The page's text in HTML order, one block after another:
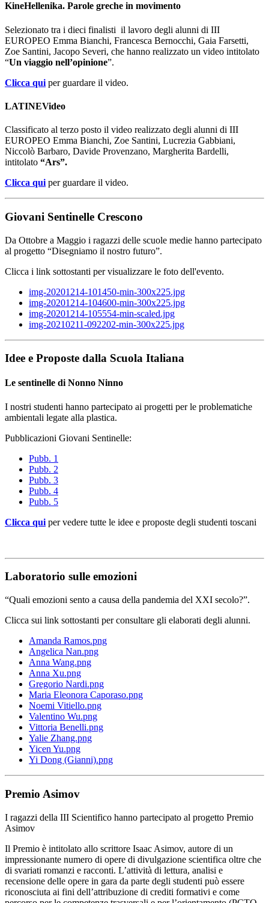
KineHellenika. Parole greche in movimento
Selezionato tra i dieci finalisti il lavoro degli alunni di III
EUROPEO Emma Bianchi, Francesca Bernocchi, Gaia Farsetti,
Zoe Santini, Jacopo Severi, che hanno realizzato un video intitolato
“Un viaggio nell’opinione”.
Clicca qui per guardare il video.
LATINEVideo
Classificato al terzo posto il video realizzato degli alunni di III
EUROPEO Emma Bianchi, Zoe Santini, Lucrezia Gabbiani,
Niccolò Barbaro, Davide Provenzano, Margherita Bardelli,
intitolato “Ars”.
Clicca qui per guardare il video.
Giovani Sentinelle Crescono
Da Ottobre a Maggio i ragazzi delle scuole medie hanno partecipato
al progetto “Disegniamo il nostro futuro”.
Clicca i link sottostanti per visualizzare le foto dell'evento.
img-20201214-101450-min-300x225.jpg
img-20201214-104600-min-300x225.jpg
img-20201214-105554-min-scaled.jpg
img-20210211-092202-min-300x225.jpg
Idee e Proposte dalla Scuola Italiana
Le sentinelle di Nonno Ninno
I nostri studenti hanno partecipato ai progetti per le problematiche
ambientali legate alla plastica.
Pubblicazioni Giovani Sentinelle:
Pubb. 1
Pubb. 2
Pubb. 3
Pubb. 4
Pubb. 5
Clicca qui per vedere tutte le idee e proposte degli studenti toscani
Laboratorio sulle emozioni
“Quali emozioni sento a causa della pandemia del XXI secolo?”.
Clicca sui link sottostanti per consultare gli elaborati degli alunni.
Amanda Ramos.png
Angelica Nan.png
Anna Wang.png
Anna Xu.png
Gregorio Nardi.png
Maria Eleonora Caporaso.png
Noemi Vitiello.png
Valentino Wu.png
Vittoria Benelli.png
Yalie Zhang.png
Yicen Yu.png
Yi Dong (Gianni).png
Premio Asimov
I ragazzi della III Scientifico hanno partecipato al progetto Premio
Asimov
Il Premio è intitolato allo scrittore Isaac Asimov, autore di un
impressionante numero di opere di divulgazione scientifica oltre che
di svariati romanzi e racconti. L’attività di lettura, analisi e
recensione delle opere in gara da parte degli studenti può essere
riconosciuta ai fini dell’attribuzione di crediti formativi e come